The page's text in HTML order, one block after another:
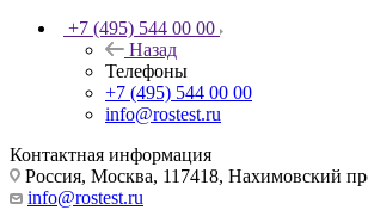
+7 (495) 544 00 00
Назад
Телефоны
+7 (495) 544 00 00
info@rostest.ru
Контактная информация
Россия, Москва, 117418, Нахимовский
info@rostest.ru